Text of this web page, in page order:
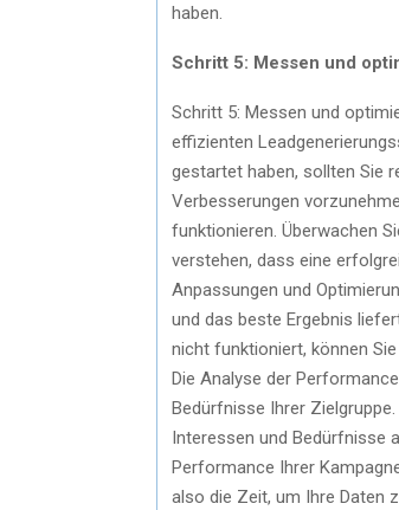
haben.
Schritt 5: Messen und
Schritt 5: Messen und
effizienten
gestartet haben, sollten Sie
Verbesserungen
funktionieren. Überwachen
verstehen, dass eine
Anpassungen und
und das beste Ergebnis
nicht funktioniert, können
Die Analyse der
Bedürfnisse Ihrer
Interessen und Bedürfnisse
Performance Ihrer
also die Zeit, um Ihre Daten